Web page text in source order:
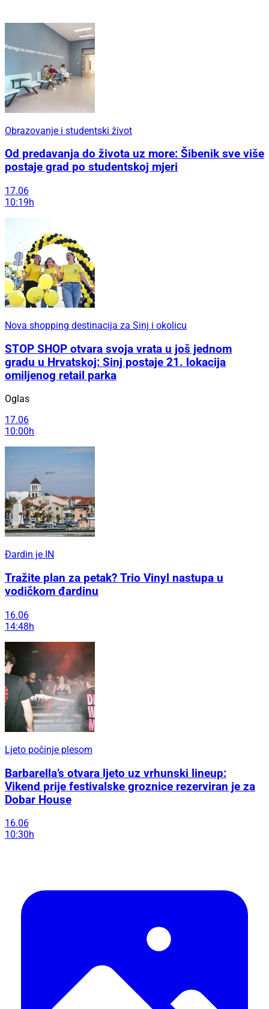
Obrazovanje i studentski život
Od predavanja do života uz more: Šibenik sve više
postaje grad po studentskoj mjeri
17.06
10:19h
Nova shopping destinacija za Sinj i okolicu
STOP SHOP otvara svoja vrata u još jednom
gradu u Hrvatskoj: Sinj postaje 21. lokacija
omiljenog retail parka
Oglas
17.06
10:00h
Đardin je IN
Tražite plan za petak? Trio Vinyl nastupa u
vodičkom đardinu
16.06
14:48h
Ljeto počinje plesom
Barbarella’s otvara ljeto uz vrhunski lineup:
Vikend prije festivalske groznice rezerviran je za
Dobar House
16.06
10:30h